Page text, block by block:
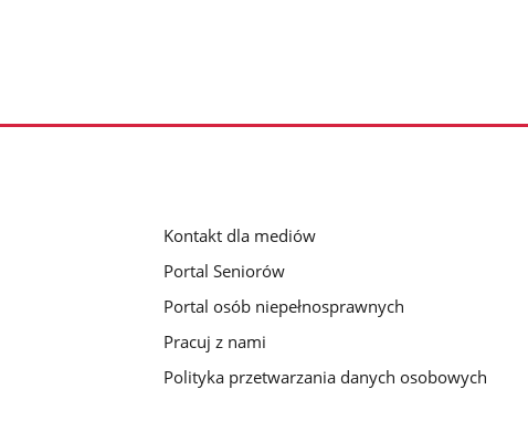
Kontakt dla mediów
Portal Seniorów
Portal osób niepełnosprawnych
Pracuj z nami
Polityka przetwarzania danych osobowych